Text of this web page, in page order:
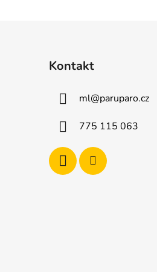
Kontakt
ml@paruparo.cz
775 115 063